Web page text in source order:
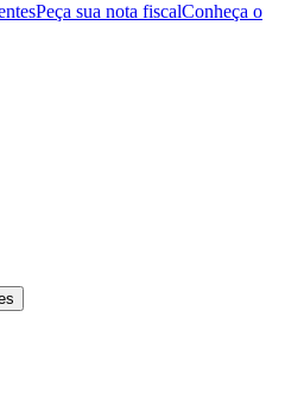
Peça sua nota fiscalConheça o